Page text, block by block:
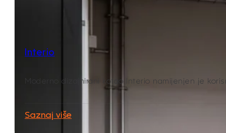
Interio
Moderno dizajnirani kotao Interio namijenjen je
Saznaj više